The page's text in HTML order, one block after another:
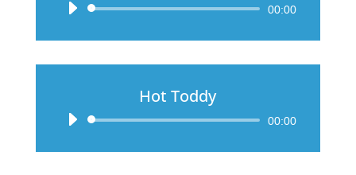
Audio-
00:00
Hot Toddy
Audio-
00:00